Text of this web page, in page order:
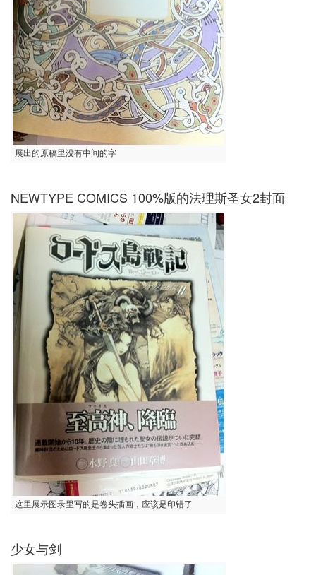
展出的原稿里没有中间的字
NEWTYPE COMICS 100%版的法理斯圣女2封面
这里展示图录里写的是卷头插画，应该是印错了
少女与剑